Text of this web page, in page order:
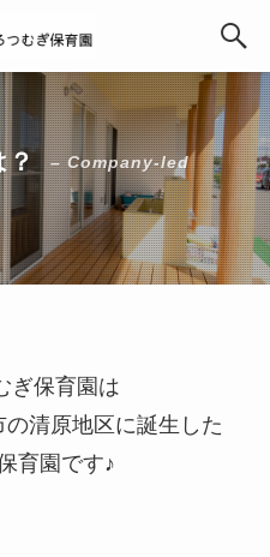
？
– Company-led
ぎ保育園は
清原地区に誕生した
育園です♪